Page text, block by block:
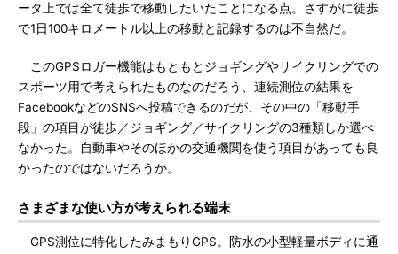
ータ上では全て徒歩で移動したいたことになる点。さすがに徒歩
で1日100キロメートル以上の移動と記録するのは不自然だ。
このGPSロガー機能はもともとジョギングやサイクリングでの
スポーツ用で考えられたものなのだろう、連続測位の結果を
FacebookなどのSNSへ投稿できるのだが、その中の「移動手
段」の項目が徒歩／ジョギング／サイクリングの3種類しか選べ
なかった。自動車やそのほかの交通機関を使う項目があっても良
かったのではないだろうか。
さまざまな使い方が考えられる端末
GPS測位に特化したみまもりGPS。防水の小型軽量ボディに通